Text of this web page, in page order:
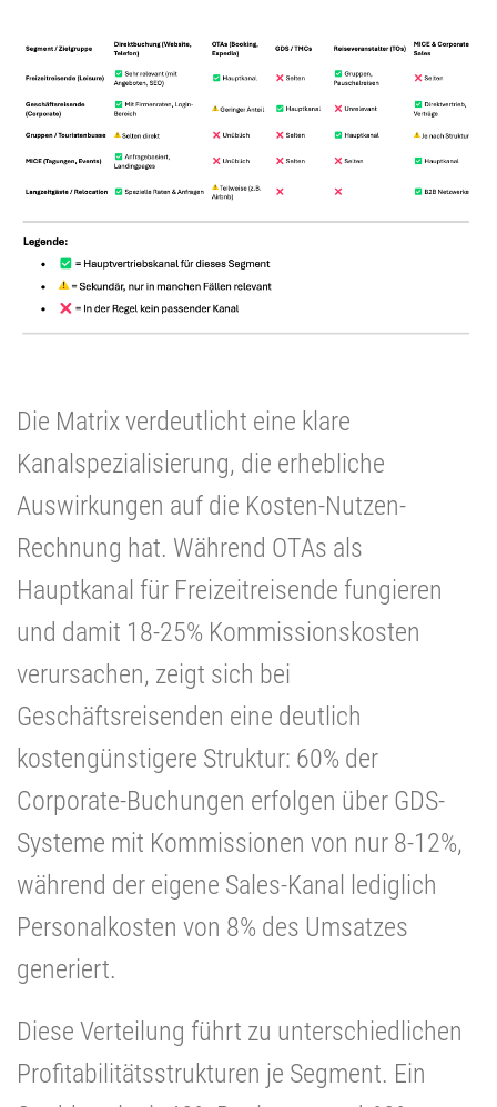
Die Matrix verdeutlicht eine klare
Kanalspezialisierung, die erhebliche
Auswirkungen auf die Kosten-Nutzen-
Rechnung hat. Während OTAs als
Hauptkanal für Freizeitreisende fungieren
und damit 18-25% Kommissionskosten
verursachen, zeigt sich bei
Geschäftsreisenden eine deutlich
kostengünstigere Struktur: 60% der
Corporate-Buchungen erfolgen über GDS-
Systeme mit Kommissionen von nur 8-12%,
während der eigene Sales-Kanal lediglich
Personalkosten von 8% des Umsatzes
generiert.
Diese Verteilung führt zu unterschiedlichen
Profitabilitätsstrukturen je Segment. Ein